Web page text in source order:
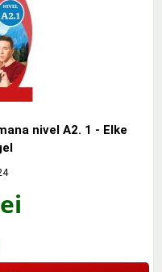
nivel A2. 1 - Elke